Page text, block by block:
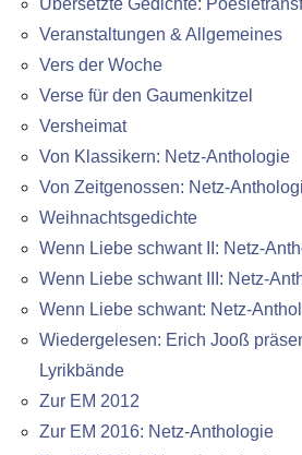
Übersetzte Gedichte:
Veranstaltungen & Allgemeines
Vers der Woche
Verse für den Gaumenkitzel
Versheimat
Von Klassikern: Netz-Anthologie
Von Zeitgenossen: Netz-
Weihnachtsgedichte
Wenn Liebe schwant II: Netz-
Wenn Liebe schwant III: Netz-
Wenn Liebe schwant: Netz-
Wiedergelesen: Erich Jooß
Lyrikbände
Zur EM 2012
Zur EM 2016: Netz-Anthologie